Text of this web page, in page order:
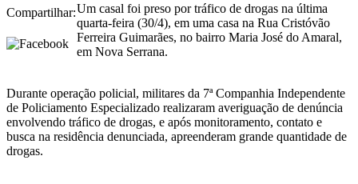
Compartilhar:Um casal foi preso por tráfico de drogas na última
quarta-feira (30/4), em uma casa na Rua Cristóvão
Ferreira Guimarães, no bairro Maria José do Amaral,
em Nova Serrana.
Durante operação policial, militares da 7ª Companhia Independente
de Policiamento Especializado realizaram averiguação de denúncia
envolvendo tráfico de drogas, e após monitoramento, contato e
busca na residência denunciada, apreenderam grande quantidade de
drogas.